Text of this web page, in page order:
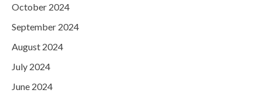
October 2024
September 2024
August 2024
July 2024
June 2024